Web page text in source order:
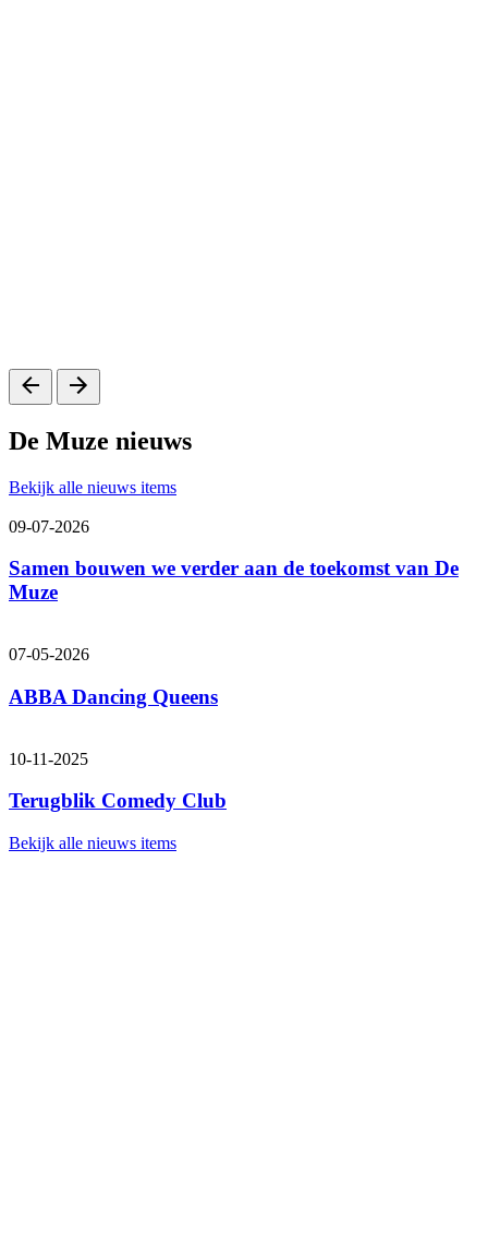
De Muze nieuws
Bekijk alle nieuws items
09-07-2026
Samen bouwen we verder aan de toekomst van De
Muze
07-05-2026
ABBA Dancing Queens
10-11-2025
Terugblik Comedy Club
Bekijk alle nieuws items